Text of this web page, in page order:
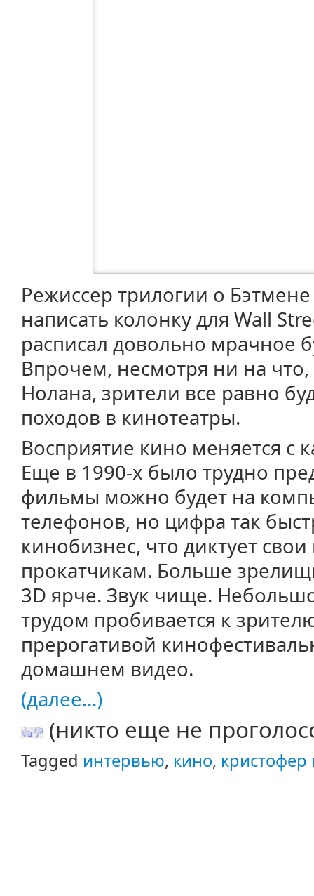
Режиссер трилогии о
написать колонку для Wall
расписал довольно мрачное
Впрочем, несмотря ни на
Нолана, зрители все равно
походов в кинотеатры.
Восприятие кино меняется с
Еще в 1990-х было трудно
фильмы можно будет на
телефонов, но цифра так
кинобизнес, что диктует
прокатчикам. Больше
3D ярче. Звук чище.
трудом пробивается к
прерогативой
домашнем видео.
(далее...)
(никто еще не
Tagged интервью, кино, кристофер